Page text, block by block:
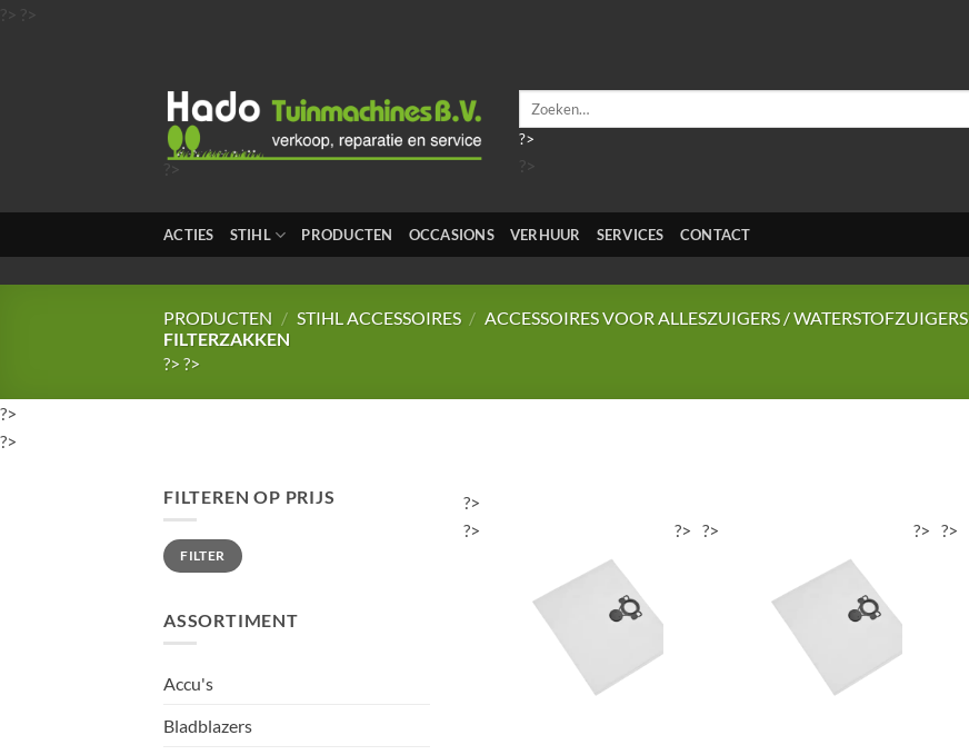
?> ?>
?>
Zoeken
?>
?>
ACTIES STIHL PRODUCTEN OCCASIONS VERHUUR SERVICES CONTACT
PRODUCTEN / STIHL ACCESSOIRES / ACCESSOIRES VOOR ALLESZUIGERS / WATERSTOFZUIGERS
FILTERZAKKEN
?> ?>
?>
?>
FILTEREN OP PRIJS
Min.
prijs
Max.
prijsFILTER
ASSORTIMENT
Accu's
Bladblazers
?>
?>
?> ?> ?> ?>